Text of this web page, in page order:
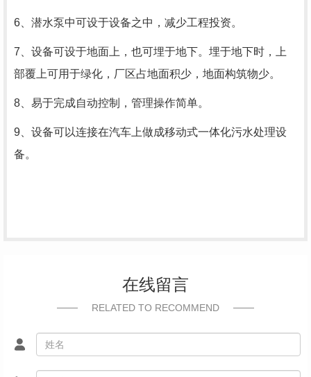
6、潜水泵中可设于设备之中，减少工程投资。
7、设备可设于地面上，也可埋于地下。埋于地下时，上
部覆上可用于绿化，厂区占地面积少，地面构筑物少。
8、易于完成自动控制，管理操作简单。
9、设备可以连接在汽车上做成移动式一体化污水处理设
备。
在线留言
RELATED TO RECOMMEND